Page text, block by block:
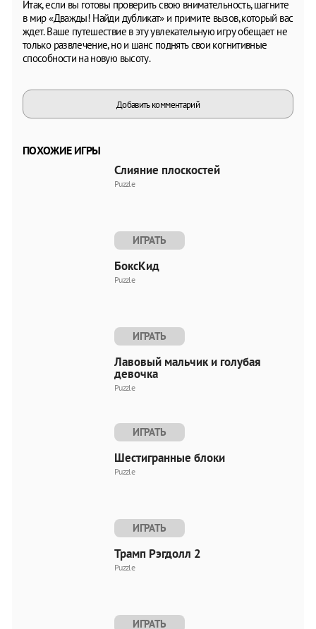
Итак, если вы готовы проверить свою внимательность, шагните
в мир «Дважды! Найди дубликат» и примите вызов, который вас
ждет. Ваше путешествие в эту увлекательную игру обещает не
только развлечение, но и шанс поднять свои когнитивные
способности на новую высоту.
Добавить комментарий
ПОХОЖИЕ ИГРЫ
Слияние плоскостей
Puzzle
ИГРАТЬ
БоксКид
Puzzle
ИГРАТЬ
Лавовый мальчик и голубая
девочка
Puzzle
ИГРАТЬ
Шестигранные блоки
Puzzle
ИГРАТЬ
Трамп Рэгдолл 2
Puzzle
ИГРАТЬ